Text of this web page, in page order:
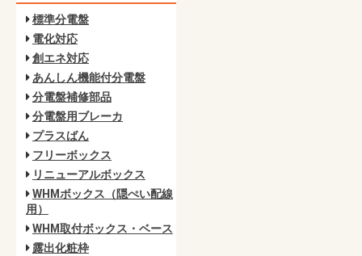
標準分電盤
電化対応
創エネ対応
あんしん機能付分電盤
分電盤補修部品
分電盤用ブレーカ
プラスばん
フリーボックス
リニューアルボックス
WHMボックス（隠ぺい配線
用）
WHM取付ボックス・ベース
露出化粧枠